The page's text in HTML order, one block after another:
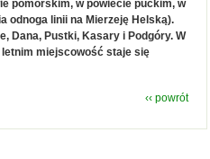
pomorskim, w powiecie puckim, w
odnoga linii na Mierzeję Helską).
Dana, Pustki, Kasary i Podgóry. W
miejscowość staje się
‹‹ powrót